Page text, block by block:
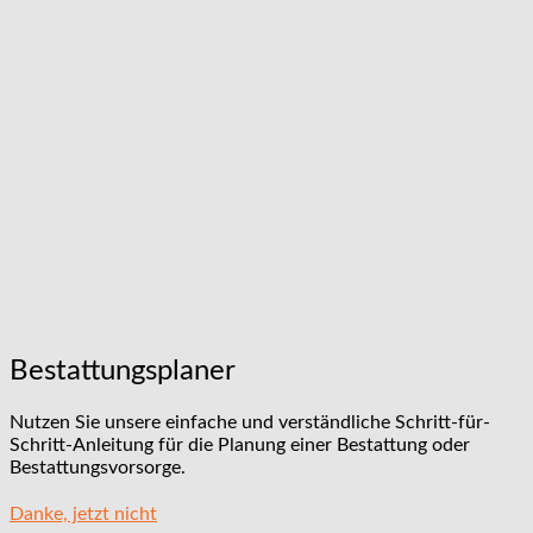
Bestattungsplaner
Nutzen Sie unsere einfache und verständliche Schritt-für-
Schritt-Anleitung für die Planung einer Bestattung oder
Bestattungsvorsorge.
Danke, jetzt nicht